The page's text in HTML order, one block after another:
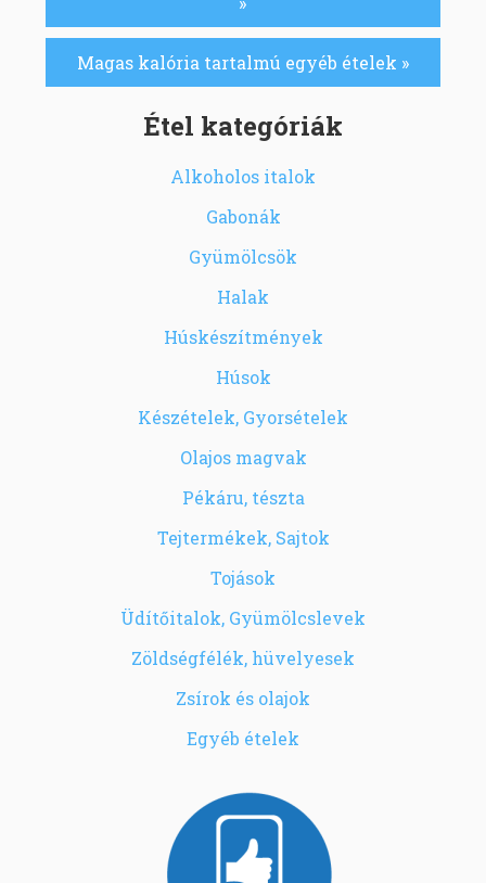
Magas kalória tartalmú egyéb ételek »
Étel kategóriák
Alkoholos italok
Gabonák
Gyümölcsök
Halak
Húskészítmények
Húsok
Készételek, Gyorsételek
Olajos magvak
Pékáru, tészta
Tejtermékek, Sajtok
Tojások
Üdítőitalok, Gyümölcslevek
Zöldségfélék, hüvelyesek
Zsírok és olajok
Egyéb ételek